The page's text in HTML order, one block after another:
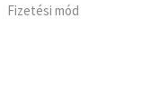
Fizetési mód